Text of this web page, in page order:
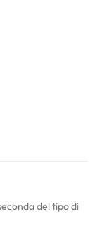
del tipo di